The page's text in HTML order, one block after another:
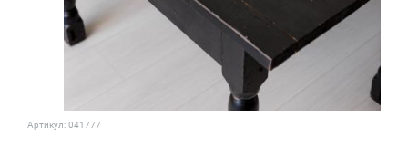
Артикул: 041777